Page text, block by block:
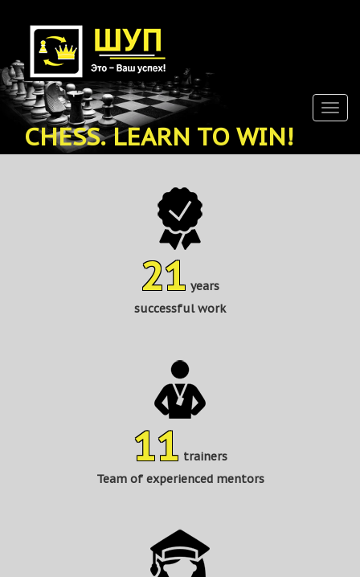
content
CHESS. LEARN TO WIN!
21 years
successful work
11 trainers
Team of experienced mentors